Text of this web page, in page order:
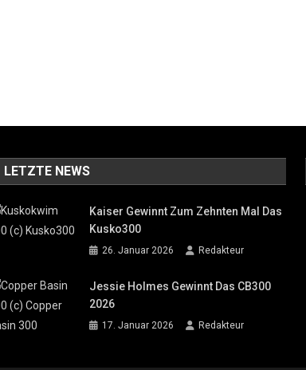
LETZTE NEWS
Kaiser Gewinnt Zum Zehnten Mal Das
Kusko300
26. Januar 2026 Redakteur
Jessie Holmes Gewinnt Das CB300
2026
17. Januar 2026 Redakteur